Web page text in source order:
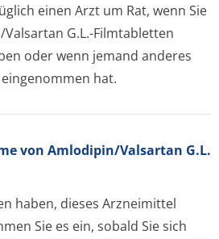
einen Arzt um Rat, wenn Sie
G.L.-Filmtabletten
oder wenn jemand anderes
hat.
von Amlodipin/Valsartan G.L.
haben, dieses Arzneimittel
Sie es ein, sobald Sie sich